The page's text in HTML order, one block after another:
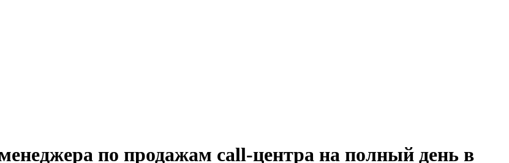
по продажам call-центра на полный день в